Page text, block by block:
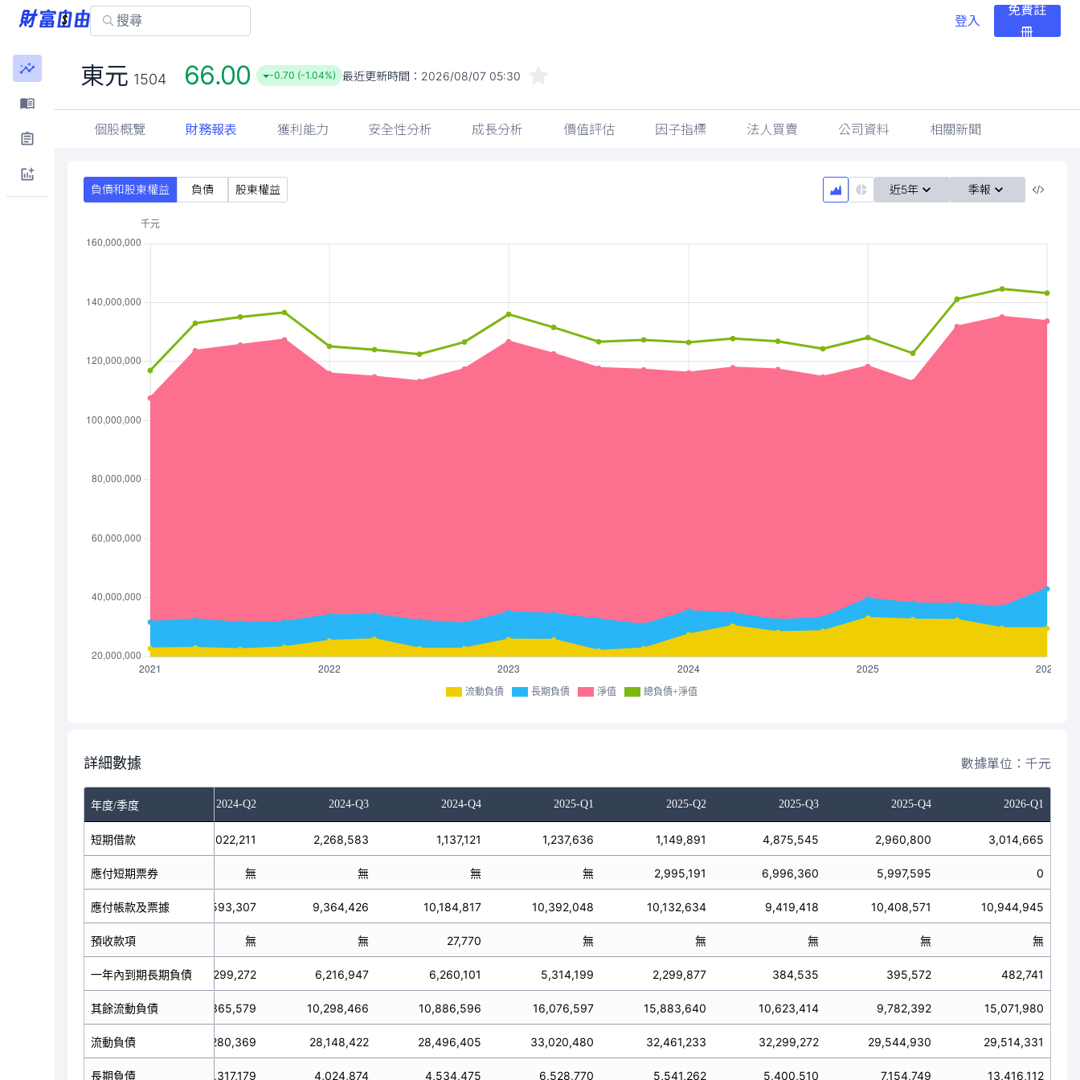
登入
免費註
冊
東元 1504 66.00 -0.70 (-1.04%) 最近更新時間： 2026/08/07 05:30
個股概覽 財務報表 獲利能力 安全性分析 成長分析 價值評估 因子指標 法人買賣 公司資料 相關新聞
負債和股東權益 負債 股東權益 近5年 季報
流動負債 長期負債 淨值 總負債+淨值
詳細數據 數據單位：千元
年度/季度
2024-Q1 2024-Q2 2024-Q3 2024-Q4 2025-Q1 2025-Q2 2025-Q3 2025-Q4 2026-Q1
短期借款
應付短期票券
應付帳款及票據
預收款項
一年內到期長期負債
其餘流動負債
流動負債
長期負債
1,202,704 1,022,211 2,268,583 1,137,121 1,237,636 1,149,891 4,875,545 2,960,800 3,014,665
無 無 無 無 無 2,995,191 6,996,360 5,997,595 0
8,963,333 9,593,307 9,364,426 10,184,817 10,392,048 10,132,634 9,419,418 10,408,571 10,944,945
無 無 無 27,770 無 無 無 無 無
1,227,303 4,299,272 6,216,947 6,260,101 5,314,199 2,299,877 384,535 395,572 482,741
15,939,216 15,365,579 10,298,466 10,886,596 16,076,597 15,883,640 10,623,414 9,782,392 15,071,980
27,332,556 30,280,369 28,148,422 28,496,405 33,020,480 32,461,233 32,299,272 29,544,930 29,514,331
8,014,114 4,317,179 4,024,874 4,534,475 6,528,770 5,541,262 5,400,510 7,154,749 13,416,112